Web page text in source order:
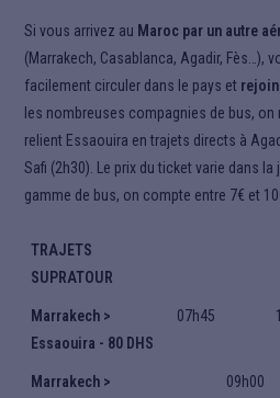
Si vous arrivez au Maroc par un autre
(Marrakech, Casablanca, Agadir, Fès…),
facilement circuler dans le pays et
les nombreuses compagnies de bus, on
relient Essaouira en trajets directs à
Safi (2h30). Le prix du ticket varie dans
gamme de bus, on compte entre 7€ et
TRAJETS
SUPRATOUR
Marrakech >
Essaouira - 80 DHS
07h45
Marrakech >
09h00